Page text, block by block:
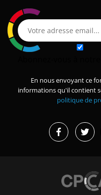
En nous envoyant ce
informations qu'il contient
politique de